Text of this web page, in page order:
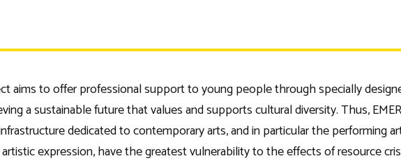
aims to offer professional support to young people through specially
a sustainable future that values and supports cultural diversity. Thus,
dedicated to contemporary arts, and in particular the performing
expression, have the greatest vulnerability to the effects of resource